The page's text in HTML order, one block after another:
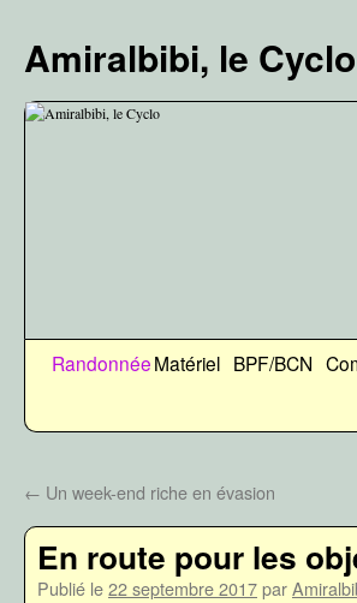
contenu
Amiralbibi, le Cyclo
RandonnéeMatériel BPF/BCN
← Un week-end riche en évasion
En route pour les
Publié le22 septembre 2017par